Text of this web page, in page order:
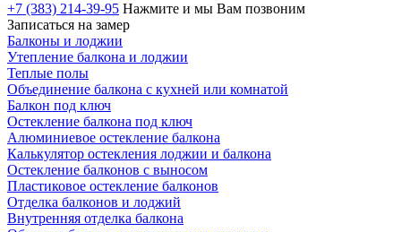
+7 (383) 214-39-95 Нажмите и мы Вам позвоним
Записаться на замер
Балконы и лоджии
Утепление балкона и лоджии
Теплые полы
Объединение балкона с кухней или комнатой
Балкон под ключ
Остекление балкона под ключ
Алюминиевое остекление балкона
Калькулятор остекления лоджии и балкона
Остекление балконов с выносом
Пластиковое остекление балконов
Отделка балконов и лоджий
Внутренняя отделка балкона